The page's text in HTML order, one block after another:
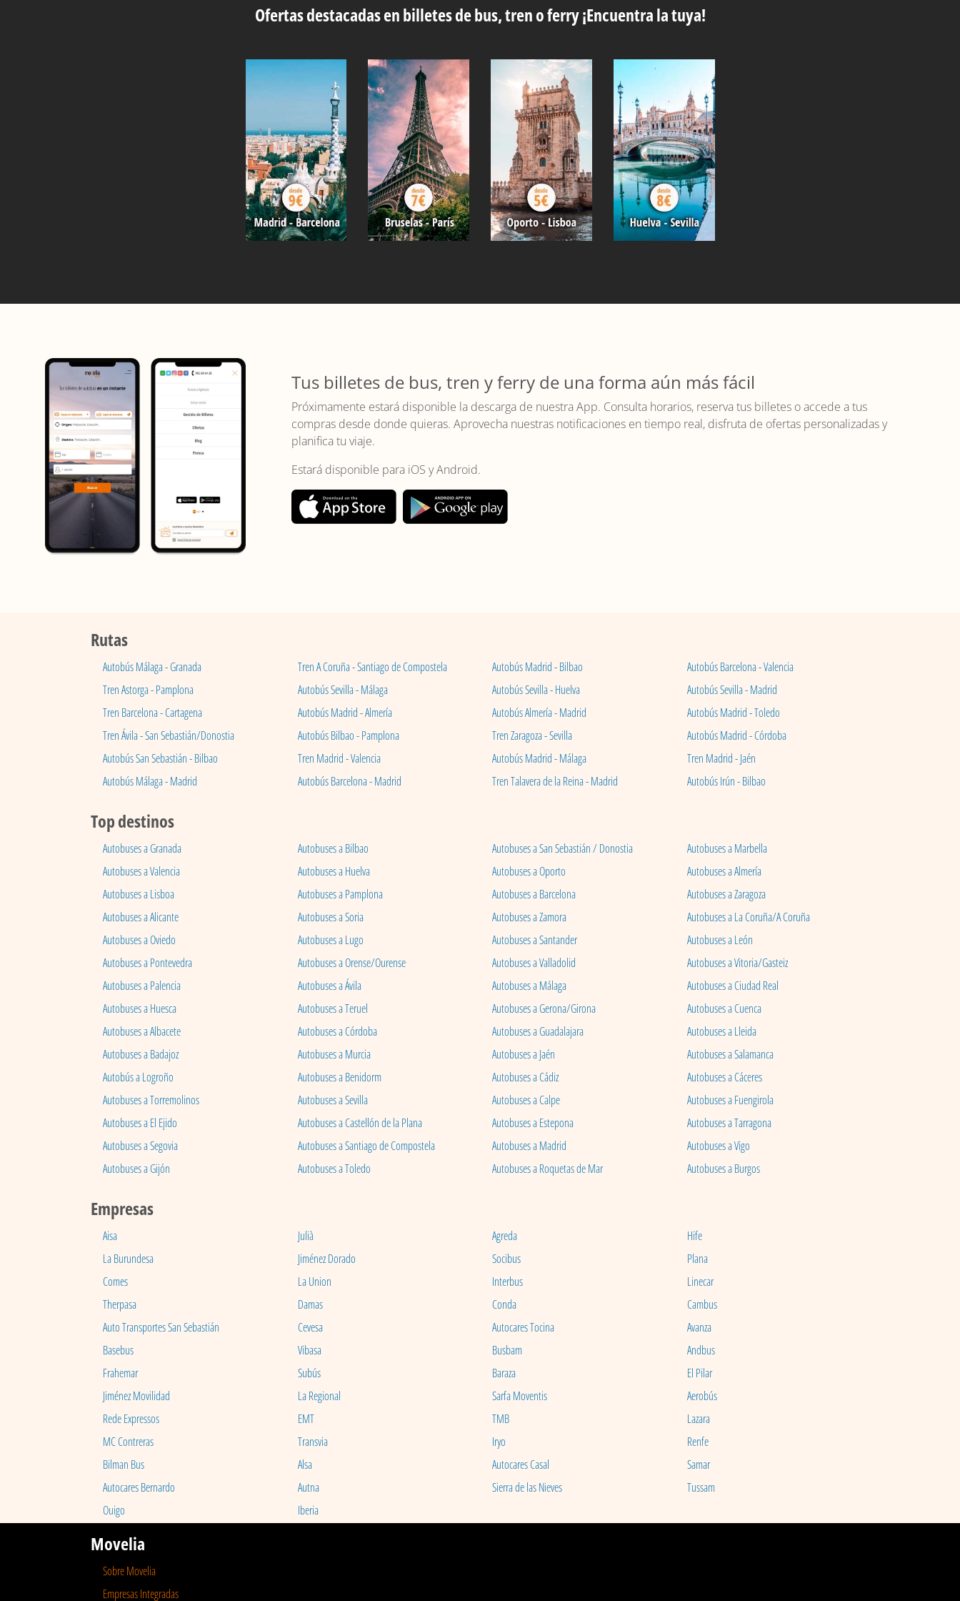
Ofertas destacadas en billetes de bus, tren o ferry ¡Encuentra la tuya!
Tus billetes de bus, tren y ferry de una forma aún más fácil
Próximamente estará disponible la descarga de nuestra App. Consulta horarios, reserva tus billetes o accede a tus
compras desde donde quieras. Aprovecha nuestras notificaciones en tiempo real, disfruta de ofertas personalizadas y
planifica tu viaje.
Estará disponible para iOS y Android.
Rutas
Autobús Málaga - Granada Tren A Coruña - Santiago de Compostela Autobús Madrid - Bilbao
Autobús Barcelona - Valencia
Tren Astorga - Pamplona
Autobús Sevilla - Málaga Autobús Sevilla - Huelva
Autobús Sevilla - Madrid
Tren Barcelona - Cartagena
Autobús Madrid - Almería Autobús Almería - Madrid
Autobús Madrid - Toledo
Tren Ávila - San Sebastián/Donostia
Autobús Bilbao - Pamplona Tren Zaragoza - Sevilla
Autobús Madrid - Córdoba
Autobús San Sebastián - Bilbao
Tren Madrid - Valencia Autobús Madrid - Málaga
Tren Madrid - Jaén
Autobús Málaga - Madrid
Autobús Barcelona - Madrid Tren Talavera de la Reina - Madrid Autobús Irún - Bilbao
Top destinos
Autobuses a Granada Autobuses a Bilbao Autobuses a San Sebastián / Donostia
Autobuses a Marbella
Autobuses a Valencia
Autobuses a Huelva Autobuses a Oporto
Autobuses a Almería
Autobuses a Lisboa
Autobuses a Pamplona Autobuses a Barcelona
Autobuses a Zaragoza
Autobuses a Alicante
Autobuses a Soria Autobuses a Zamora
Autobuses a La Coruña/A Coruña
Autobuses a Oviedo
Autobuses a Lugo Autobuses a Santander
Autobuses a León
Autobuses a Pontevedra
Autobuses a Orense/Ourense Autobuses a Valladolid
Autobuses a Vitoria/Gasteiz
Autobuses a Palencia
Autobuses a Ávila Autobuses a Málaga
Autobuses a Ciudad Real
Autobuses a Huesca
Autobuses a Teruel Autobuses a Gerona/Girona
Autobuses a Cuenca
Autobuses a Albacete
Autobuses a Córdoba Autobuses a Guadalajara
Autobuses a Lleida
Autobuses a Badajoz
Autobuses a Murcia Autobuses a Jaén
Autobuses a Salamanca
Autobús a Logroño
Autobuses a Benidorm Autobuses a Cádiz
Autobuses a Cáceres
Autobuses a Torremolinos
Autobuses a Sevilla Autobuses a Calpe
Autobuses a Fuengirola
Autobuses a El Ejido
Autobuses a Castellón de la Plana Autobuses a Estepona
Autobuses a Tarragona
Autobuses a Segovia
Autobuses a Santiago de Compostela Autobuses a Madrid
Autobuses a Vigo
Autobuses a Gijón
Autobuses a Toledo Autobuses a Roquetas de Mar Autobuses a Burgos
Empresas
Aisa Julià Agreda
Hife
La Burundesa
Jiménez Dorado Socibus
Plana
Comes
La Union Interbus
Linecar
Therpasa
Damas Conda
Cambus
Auto Transportes San Sebastián
Cevesa Autocares Tocina
Avanza
Basebus
Vibasa Busbam
Andbus
Frahemar
Subús Baraza
El Pilar
Jiménez Movilidad
La Regional Sarfa Moventis
Aerobús
Rede Expressos
EMT TMB
Lazara
MC Contreras
Transvia Iryo
Renfe
Bilman Bus
Alsa Autocares Casal
Samar
Autocares Bernardo
Autna Sierra de las Nieves
Tussam
Ouigo
Iberia
Movelia
Sobre Movelia
Empresas Integradas